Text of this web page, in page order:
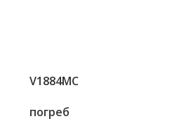
carré d’or, une zone bénéficiant
importante et rare pour cet
situés à proximité
ainsi que d’un éclairage.
V1884MC
погреб